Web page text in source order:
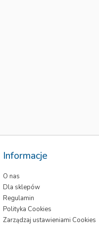
Informacje
O nas
Dla sklepów
Regulamin
Polityka Cookies
Zarządzaj ustawieniami Cookies